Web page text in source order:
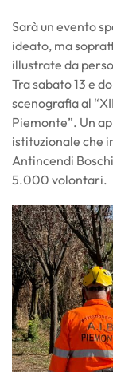
Sarà un evento
ideato, ma
illustrate da
Tra sabato 13 e
scenografia al
Piemonte”. Un
istituzionale che
Antincendi
5.000 volontari.